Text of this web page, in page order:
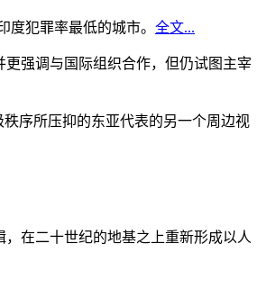
犯罪率最低的城市。 全文...
强调与国际组织合作，但仍试图主宰
序所压抑的东亚代表的另一个周边视
在二十世纪的地基之上重新形成以人